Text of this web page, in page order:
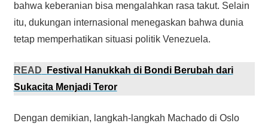
bahwa keberanian bisa mengalahkan rasa takut. Selain
itu, dukungan internasional menegaskan bahwa dunia
tetap memperhatikan situasi politik Venezuela.
READ
Festival Hanukkah di Bondi Berubah dari
Sukacita Menjadi Teror
Dengan demikian, langkah-langkah Machado di Oslo